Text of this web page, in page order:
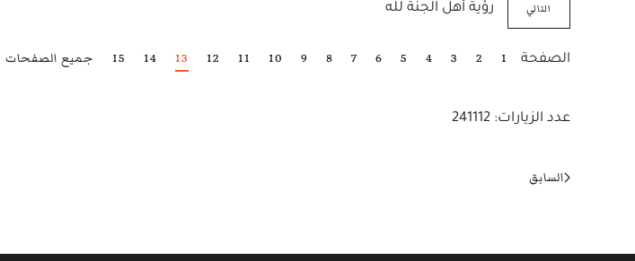
التالي رؤية أهل الجنَّة لله
الصفحة 1
2
3
4
5
6
7
8
9
10
11
12
13
14
15 جميع الصفحات
عدد الزيارات: 241112
السابق